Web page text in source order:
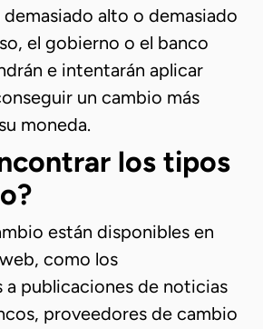
alto o demasiado
el gobierno o el banco
e intentarán aplicar
un cambio más
moneda.
los tipos
están disponibles en
como los
publicaciones de noticias
proveedores de cambio